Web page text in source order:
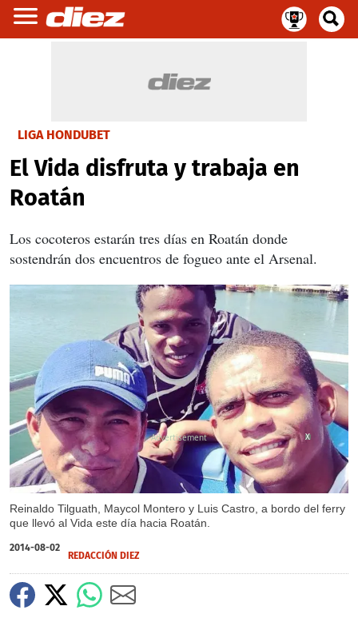
LIGA HONDUBET
El Vida disfruta y trabaja en
Roatán
Los cocoteros estarán tres días en Roatán donde
sostendrán dos encuentros de fogueo ante el Arsenal.
Reinaldo Tilguath, Maycol Montero y Luis Castro, a bordo del ferry
que llevó al Vida este día hacia Roatán.
X
2014-08-02
REDACCIÓN DIEZ